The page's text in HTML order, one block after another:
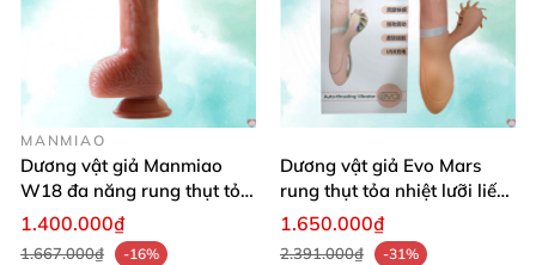
MANMIAO
Dương vật giả Manmiao
W18 đa năng rung thụt tỏa
nhiệt remote hiện đại
1.400.000₫
1.667.000₫
-16%
Dương vật giả Evo Mars
rung thụt tỏa nhiệt lưỡi liếm
massage
1.650.000₫
2.391.000₫
-31%